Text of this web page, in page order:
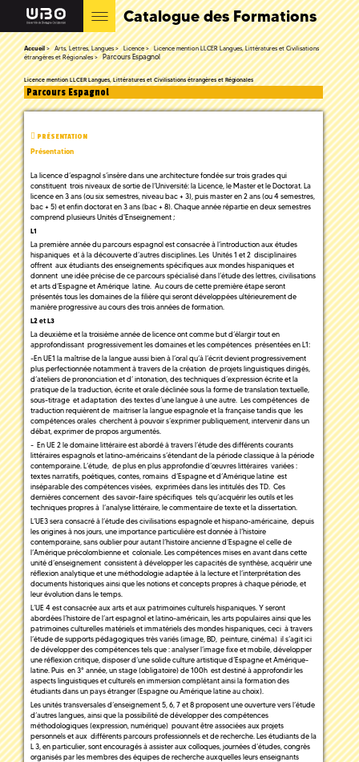
Catalogue des Formations
Accueil Arts, Lettres, Langues Licence
Licence mention LLCER Langues, Littératures et Civilisations
étrangères et Régionales
Parcours Espagnol
Licence mention LLCER Langues, Littératures et Civilisations étrangères et Régionales
Parcours Espagnol
PRÉSENTATION
Présentation
La licence d’espagnol s’insère dans une architecture fondée sur trois grades qui
constituent trois niveaux de sortie de l’Université: la Licence, le Master et le Doctorat. La
licence en 3 ans (ou six semestres, niveau bac + 3), puis master en 2 ans (ou 4 semestres,
bac + 5) et enfin doctorat en 3 ans (bac + 8). Chaque année répartie en deux semestres
comprend plusieurs Unités d'Enseignement ;
L1
La première année du parcours espagnol est consacrée à l’introduction aux études
hispaniques et à la découverte d’autres disciplines. Les Unités 1 et 2 disciplinaires
offrent aux étudiants des enseignements spécifiques aux mondes hispaniques et
donnent une idée précise de ce parcours spécialisé dans l’étude des lettres, civilisations
et arts d’Espagne et Amérique latine. Au cours de cette première étape seront
présentés tous les domaines de la filière qui seront développées ultérieurement de
manière progressive au cours des trois années de formation.
L2 et L3
La deuxième et la troisième année de licence ont comme but d’élargir tout en
approfondissant progressivement les domaines et les compétences présentées en L1:
-En UE1 la maîtrise de la langue aussi bien à l’oral qu’à l’écrit devient progressivement
plus perfectionnée notamment à travers de la création de projets linguistiques dirigés,
d’ateliers de prononciation et d’ intonation, des techniques d’expression écrite et la
pratique de la traduction, écrite et orale déclinée sous la forme de translation textuelle,
sous-titrage et adaptation des textes d’une langue à une autre. Les compétences de
traduction requièrent de maitriser la langue espagnole et la française tandis que les
compétences orales cherchent à pouvoir s’exprimer publiquement, intervenir dans un
débat, exprimer de propos argumentés.
- En UE 2 le domaine littéraire est abordé à travers l’étude des différents courants
littéraires espagnols et latino-américains s’étendant de la période classique à la période
contemporaine. L’étude, de plus en plus approfondie d’œuvres littéraires variées :
textes narratifs, poétiques, contes, romains d’Espagne et d’Amérique latine est
inséparable des compétences visées, exprimées dans les intitulés des TD. Ces
dernières concernent des savoir-faire spécifiques tels qu’acquérir les outils et les
techniques propres à l’analyse littéraire, le commentaire de texte et la dissertation.
L’UE3 sera consacré à l’étude des civilisations espagnole et hispano-américaine, depuis
les origines à nos jours, une importance particulière est donnée à l’histoire
contemporaine, sans oublier pour autant l’histoire ancienne d’Espagne el celle de
l’Amérique précolombienne et coloniale. Les compétences mises en avant dans cette
unité d’enseignement consistent à développer les capacités de synthèse, acquérir une
réflexion analytique et une méthodologie adaptée à la lecture et l’interprétation des
documents historiques ainsi que les notions et concepts propres à chaque période, et
leur évolution dans le temps.
L’UE 4 est consacrée aux arts et aux patrimoines culturels hispaniques. Y seront
abordées l’histoire de l’art espagnol et latino-américain, les arts populaires ainsi que les
patrimoines culturelles matériels et immatériels des mondes hispaniques, ceci à travers
l’étude de supports pédagogiques très variés (image, BD, peinture, cinéma) il s’agit ici
de développer des compétences tels que : analyser l’image fixe et mobile, développer
une réflexion critique, disposer d’une solide culture artistique d’Espagne et Amérique-
latine. Puis en 3° année, un stage (obligatoire) de 100h est destiné à approfondir les
aspects linguistiques et culturels en immersion complétant ainsi la formation des
étudiants dans un pays étranger (Espagne ou Amérique latine au choix).
Les unités transversales d’enseignement 5, 6, 7 et 8 proposent une ouverture vers l’étude
d’autres langues, ainsi que la possibilité de développer des compétences
méthodologiques (expression, numérique) pouvant être associées aux projets
personnels et aux différents parcours professionnels et de recherche. Les étudiants de la
L 3, en particulier, sont encouragés à assister aux colloques, journées d’études, congrès
organisés par les membres des équipes de recherche auxquelles leurs enseignants